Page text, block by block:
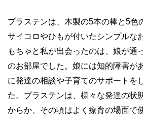
プラステンは、木製の5本の棒と5色
サイコロやひもが付いたシンプルな
もちゃと私が出会ったのは、娘が通
のお部屋でした。娘には知的障害が
に発達の相談や子育てのサポートを
た。プラステンは、様々な発達の状
からか、その頃はよく療育の場面で